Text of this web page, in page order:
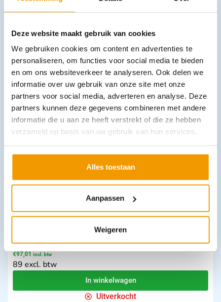
Deze website maakt gebruik van cookies
We gebruiken cookies om content en advertenties te
personaliseren, om functies voor social media te bieden
en om ons websiteverkeer te analyseren. Ook delen we
informatie over uw gebruik van onze site met onze
partners voor social media, adverteren en analyse. Deze
partners kunnen deze gegevens combineren met andere
informatie die u aan ze heeft verstrekt of die ze hebben
verzameld op basis van uw gebruik van hun services.
Alles toestaan
Aanpassen
Weigeren
Veiligheidsvest met reflectie kleur groen zonder opdruk
€15,13 incl. btw
12.5 excl. btw
In winkelwagen
Leverbaar
Hittemelder 230V lithium batterij back-up bedraad koppelbaar
€97,01 incl. btw
89 excl. btw
In winkelwagen
Uitverkocht